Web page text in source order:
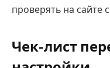
проверять на сайте
Чек-лист